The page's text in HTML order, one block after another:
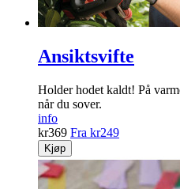
Ansiktsvifte
Holder hodet kaldt! På
når du sover.
info
kr369 Fra kr249
Kjøp